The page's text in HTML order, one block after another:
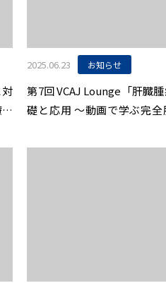
2025.06.23 お知らせ
第7回 VCAJ Lounge「肝臓
礎と応用 〜動画で学ぶ完全
せ